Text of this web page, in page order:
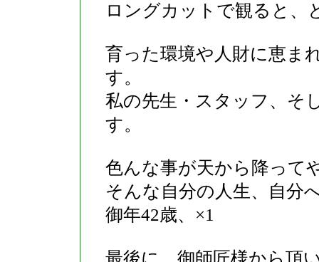
ロングカットで観ると、
育った環境や人財に恵ま
す。
私の先生・スタッフ、そ
す。
色んな事が天から降って
そんな自分の人生、自分
御年42歳、×1
最後に、御師匠様から頂